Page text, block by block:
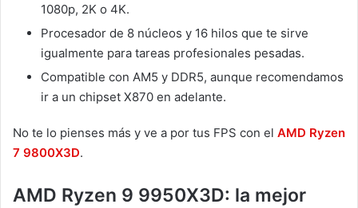
1080p, 2K o 4K.
Procesador de 8 núcleos y 16 hilos que te sirve
igualmente para tareas profesionales pesadas.
Compatible con AM5 y DDR5, aunque recomendamos
ir a un chipset X870 en adelante.
No te lo pienses más y ve a por tus FPS con el AMD Ryzen
7 9800X3D.
AMD Ryzen 9 9950X3D: la mejor